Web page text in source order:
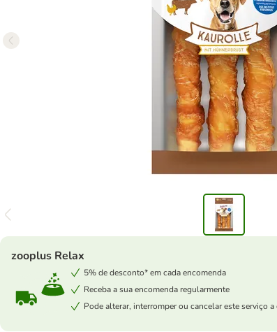
zooplus Relax
5% de desconto* em cada encomenda
Receba a sua encomenda regularmente
Pode alterar, interromper ou cancelar este serviço